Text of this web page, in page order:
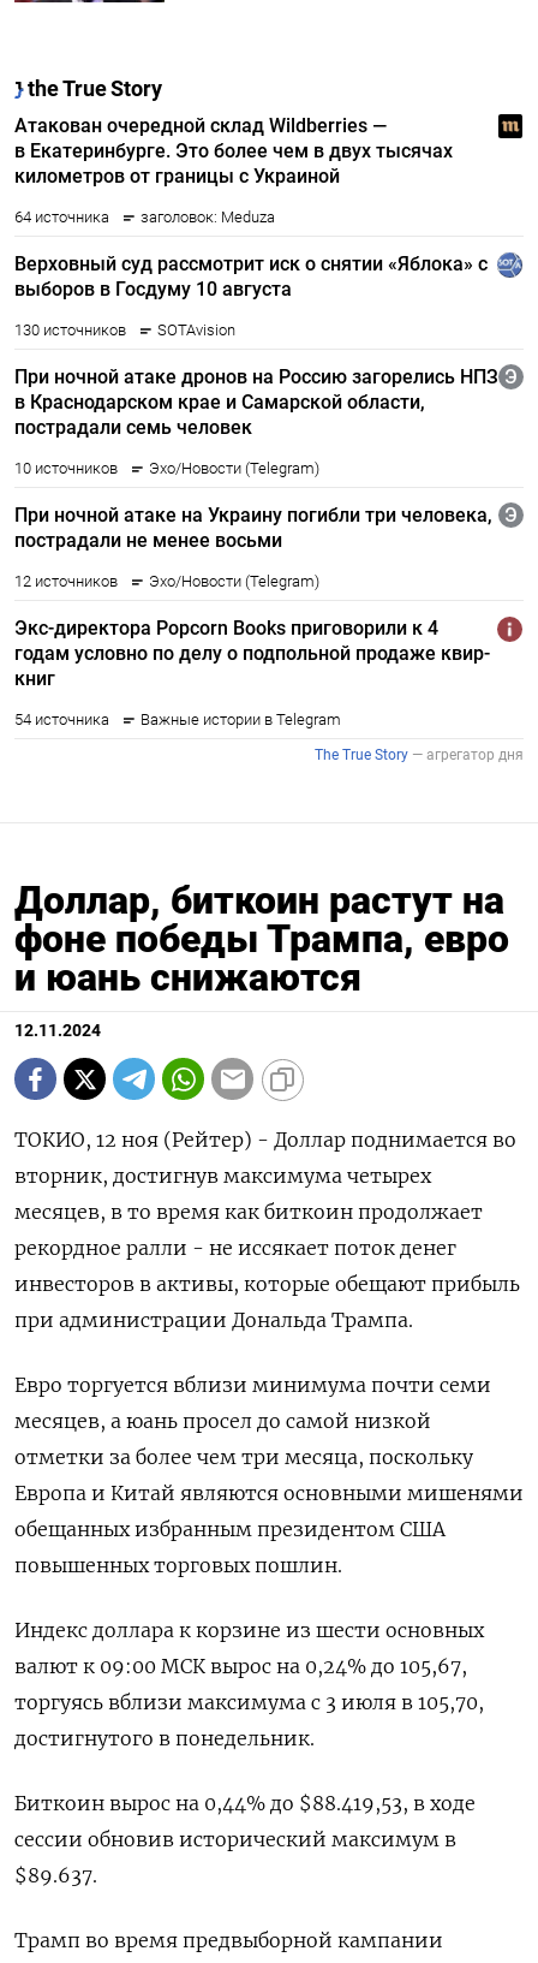
Доллар, биткоин растут на
фоне победы Трампа, евро
и юань снижаются
12.11.2024
ТОКИО, 12 ноя (Рейтер) - Доллар поднимается во
вторник, достигнув максимума четырех
месяцев, в то время как биткоин продолжает
рекордное ралли - не иссякает поток денег
инвесторов в активы, которые обещают прибыль
при администрации Дональда Трампа.
Евро торгуется вблизи минимума почти семи
месяцев, а юань просел до самой низкой
отметки за более чем три месяца, поскольку
Европа и Китай являются основными мишенями
обещанных избранным президентом США
повышенных торговых пошлин.
Индекс доллара к корзине из шести основных
валют к 09:00 МСК вырос на 0,24% до 105,67​,
торгуясь вблизи максимума с 3 июля в 105,70,
достигнутого в понедельник.
Биткоин вырос на 0,44% до $88.419,53, в ходе
сессии обновив исторический максимум в
$89.637.
Трамп во время предвыборной кампании